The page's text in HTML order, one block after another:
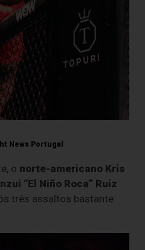
News Portugal
o norte-americano Kris
“El Niño Roca” Ruiz
três assaltos bastante